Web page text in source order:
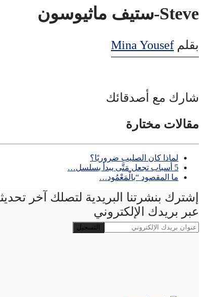
Steve-ستيف ماثيوسون
بقلم Mina Yousef
شارك مع أصدقائك
مقالات مختارة
لماذا كان الصليب ضروريًا؟
5 أسباب تجعل مَتَّى يبدأ بسلسل…
ما المقصود “بالْمَعْمُود…
إشترك بنشرتنا البريدية لتصلك آخر
عبر بريدك الإلكتروني